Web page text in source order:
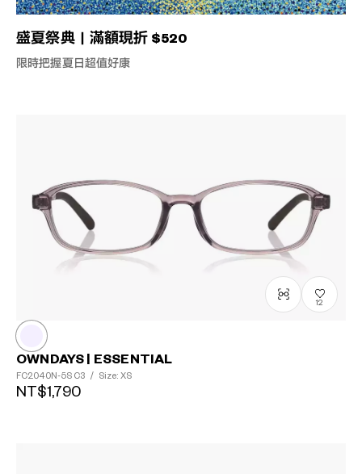
盛夏祭典｜滿額現折 $520
限時把握夏日超值好康
12
OWNDAYS | ESSENTIAL
FC2040N-5S C3 / Size: XS
NT$1,790